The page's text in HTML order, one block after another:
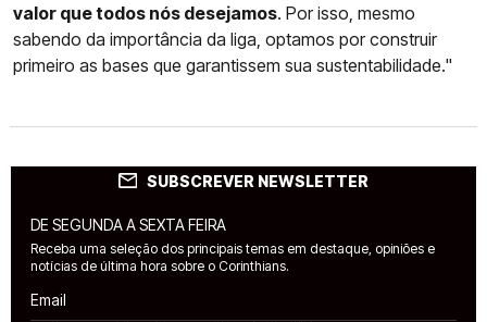
valor que todos nós desejamos. Por isso, mesmo
sabendo da importância da liga, optamos por construir
primeiro as bases que garantissem sua sustentabilidade."
SUBSCREVER NEWSLETTER
DE SEGUNDA A SEXTA FEIRA
Receba uma seleção dos principais temas em destaque, opiniões e
notícias de última hora sobre o Corinthians.
Email